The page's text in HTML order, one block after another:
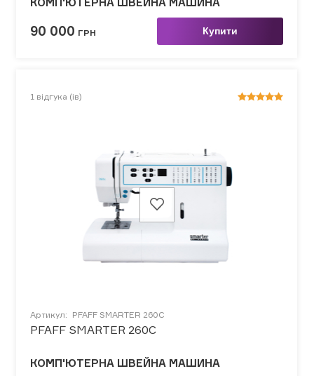
90 000 ГРН Купити
1 відгука (ів)
Артикул: PFAFF SMARTER 260C
PFAFF SMARTER 260C
КОМП'ЮТЕРНА ШВЕЙНА МАШИНА